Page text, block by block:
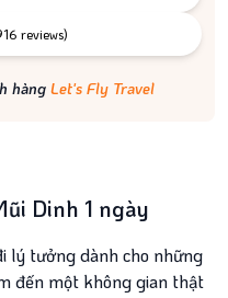
bay Vé xe khách
xe Tàu hỏa
reviews)
hàngLet's Fly Travel
Dinh 1 ngày
lý tưởng dành cho những
đến một không gian thật